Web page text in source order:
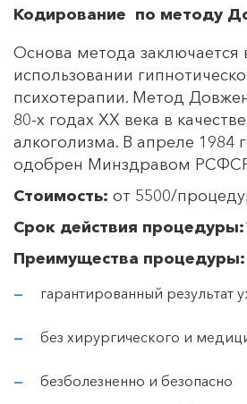
Кодирование по методу
Основа метода заключается
использовании
психотерапии. Метод
80-х годах ХХ века в
алкоголизма. В апреле 1984
одобрен Минздравом
Стоимость: от 5500/
Срок действия процедуры:
Преимущества процедуры:
гарантированный результат
без хирургического и
безболезненно и безопасно